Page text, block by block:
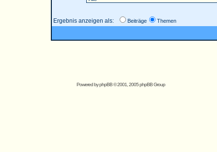
Ergebnis anzeigen als: Beiträge Themen
Powered byphpBB© 2001, 2005 phpBB Group